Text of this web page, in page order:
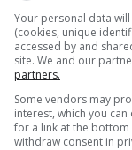
di Zeynep,
con
lasciando
Your personal data
(cookies, unique
accessed by and
site. We and our
partners.
Some vendors may
interest, which you
for a link at the
withdraw consent in